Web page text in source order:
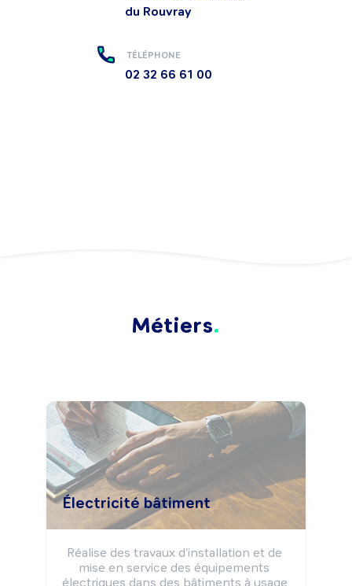
du Rouvray
TÉLÉPHONE
02 32 66 61 00
Métiers
Électricité bâtiment
Réalise des travaux d'installation et de
mise en service des équipements
électriques dans des bâtiments à usage